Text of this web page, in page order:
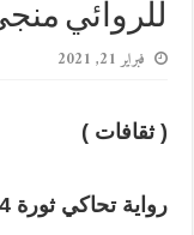
للروائي
فبراير 21, 2021
( ثقافات )